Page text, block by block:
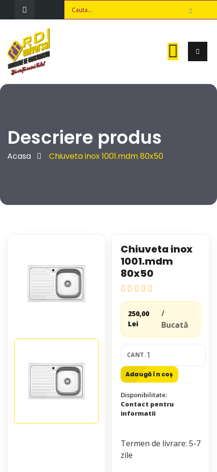
Descriere produs
Acasa Chiuveta inox 1001.mdm 80x50
Chiuveta inox
1001.mdm
80x50
250,00
Lei
/
Bucată
CANT.
Adaugă în coș
Disponibilitate:
Contact pentru
informatii
Termen de livrare: 5-7
zile